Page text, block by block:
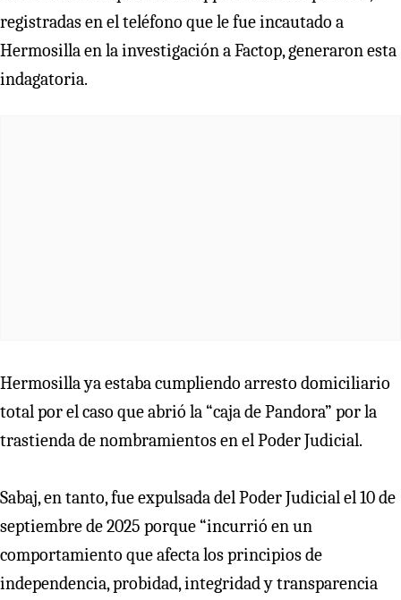
registradas en el teléfono que le fue incautado a
Hermosilla en la investigación a Factop, generaron esta
indagatoria.
Hermosilla ya estaba cumpliendo arresto domiciliario
total por el caso que abrió la “caja de Pandora” por la
trastienda de nombramientos en el Poder Judicial.
Sabaj, en tanto, fue expulsada del Poder Judicial el 10 de
septiembre de 2025 porque “incurrió en un
comportamiento que afecta los principios de
independencia, probidad, integridad y transparencia